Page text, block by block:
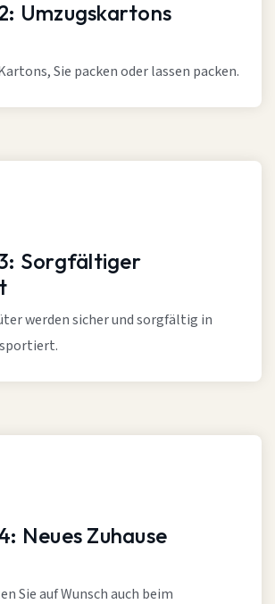
Umzugskartons
Sie packen oder lassen packen.
Sorgfältiger
werden sicher und sorgfältig in
Neues Zuhause
Sie auf Wunsch auch beim